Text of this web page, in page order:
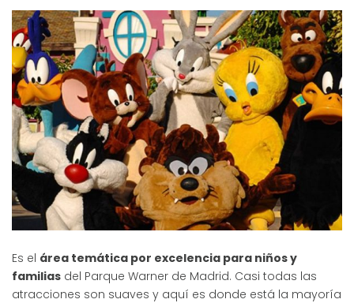
Es el área temática por excelencia para niños y
familias del Parque Warner de Madrid. Casi todas las
atracciones son suaves y aquí es donde está la mayoría